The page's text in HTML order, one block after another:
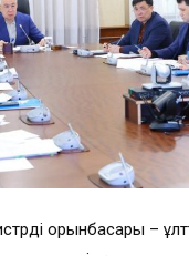
орынбасары –